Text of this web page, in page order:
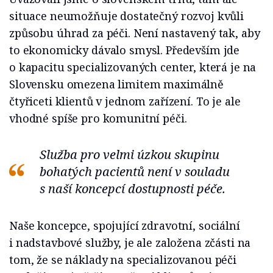
situace neumožňuje dostatečný rozvoj kvůli
způsobu úhrad za péči. Není nastavený tak, aby
to ekonomicky dávalo smysl. Především jde
o kapacitu specializovaných center, která je na
Slovensku omezena limitem maximálně
čtyřiceti klientů v jednom zařízení. To je ale
vhodné spíše pro komunitní péči.
Služba pro velmi úzkou skupinu
bohatých pacientů není v souladu
s naší koncepcí dostupnosti péče.
Naše koncepce, spojující zdravotní, sociální
i nadstavbové služby, je ale založena zčásti na
tom, že se náklady na specializovanou péči